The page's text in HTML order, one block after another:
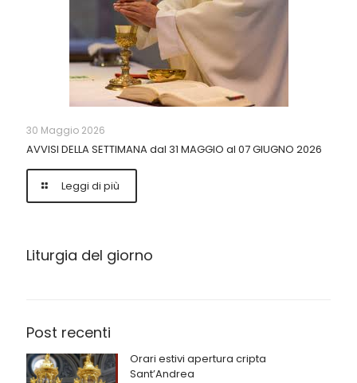
30 Maggio 2026
AVVISI DELLA SETTIMANA dal 31 MAGGIO al 07 GIUGNO 2026
Leggi di più
Liturgia del giorno
Post recenti
Orari estivi apertura cripta
Sant’Andrea